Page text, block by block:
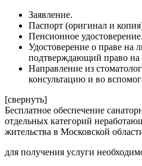
Заявление.
Паспорт (оригинал и
Пенсионное удостоверение.
Удостоверение о праве на
подтверждающий право на
Направление из
консультацию и во
[свернуть]
Бесплатное обеспечение
отдельных категорий
жительства в Московской
для получения услуги